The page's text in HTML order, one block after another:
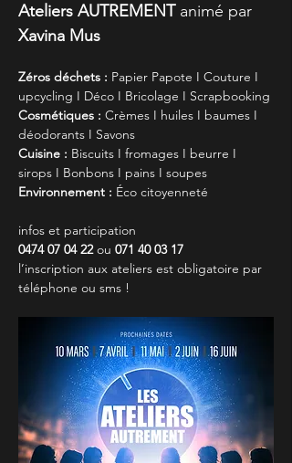
Ateliers AUTREMENT animé par
Xavina Mus
Zéros déchets : Papier Papote I Couture I
upcycling I Déco I Bricolage I Scrapbooking
Cosmétiques : Crèmes I huiles I baumes I
déodorants I Savons
Cuisine : Biscuits I fromages I beurre I
sirops I Bonbons I pains I soupes
Environnement : Éco citoyenneté
infos et participation
0474 07 04 22 ou 071 40 03 17
l’inscription aux ateliers est obligatoire par
téléphone ou sms !